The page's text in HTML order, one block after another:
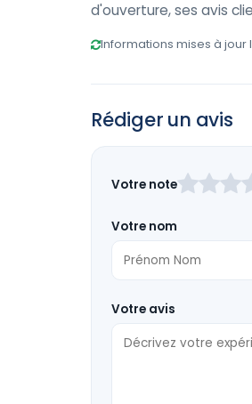
d'ouverture, ses avis
Informations mises à jour
Rédiger un avis
ce
vide
Votre note
Votre nom
Votre avis